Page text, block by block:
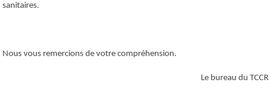
sanitaires.
Nous vous remercions de votre compréhension.
Le bureau du TCCR